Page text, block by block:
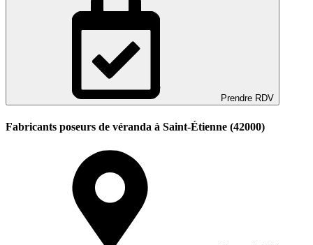
Prendre RDV
Fabricants poseurs de véranda à Saint-Étienne (42000)